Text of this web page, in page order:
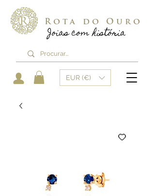
Joias com história
Rota do Ouro
EUR (€)